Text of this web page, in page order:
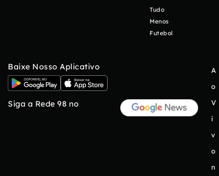
Tudo
Menos
Futebol
Baixe Nosso Aplicativo
Siga a Rede 98 no
A
o
V
i
v
o
n